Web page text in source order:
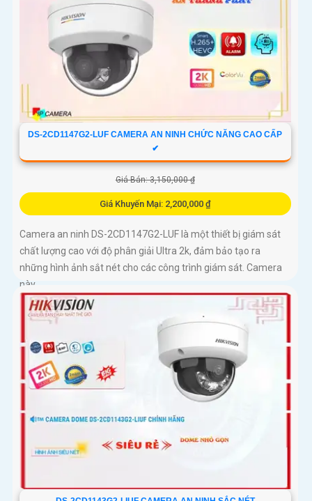
DS-2CD1147G2-LUF CAMERA AN NINH CHỨC NĂNG CAO CẤP
✔
Giá Bán: 3,150,000 ₫
Giá Khuyến Mại: 2,200,000 ₫
Camera an ninh DS-2CD1147G2-LUF là một thiết bị giám sát
chất lượng cao với độ phân giải Ultra 2k, đảm bảo tạo ra
những hình ảnh sắt nét cho các công trình giám sát. Camera
này...